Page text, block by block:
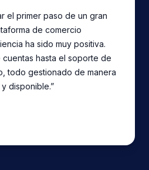
el primer paso de un gran
de comercio
ha sido muy positiva.
hasta el soporte de
todo gestionado de manera
disponible.”